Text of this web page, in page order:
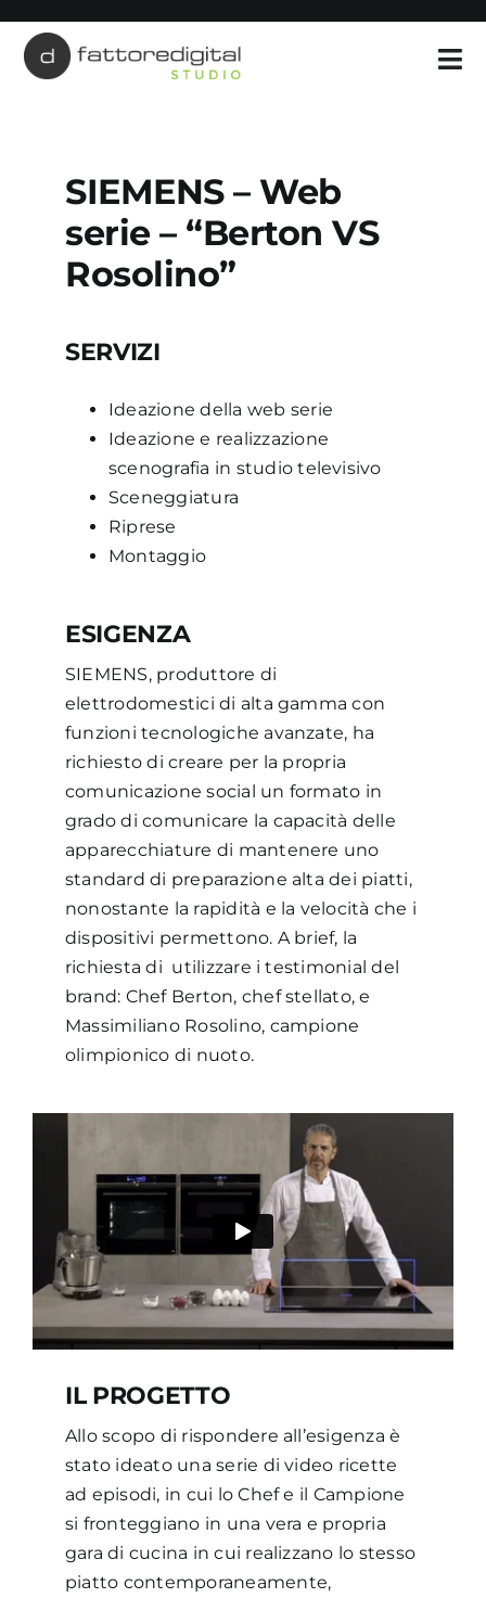
contenuto
SIEMENS – Web
serie – “Berton VS
Rosolino”
SERVIZI
Ideazione della web serie
Ideazione e realizzazione
scenografia in studio televisivo
Sceneggiatura
Riprese
Montaggio
ESIGENZA
SIEMENS, produttore di
elettrodomestici di alta gamma con
funzioni tecnologiche avanzate, ha
richiesto di creare per la propria
comunicazione social un formato in
grado di comunicare la capacità delle
apparecchiature di mantenere uno
standard di preparazione alta dei piatti,
nonostante la rapidità e la velocità che i
dispositivi permettono. A brief, la
richiesta di utilizzare i testimonial del
brand: Chef Berton, chef stellato, e
Massimiliano Rosolino, campione
olimpionico di nuoto.
IL PROGETTO
Allo scopo di rispondere all’esigenza è
stato ideato una serie di video ricette
ad episodi, in cui lo Chef e il Campione
si fronteggiano in una vera e propria
gara di cucina in cui realizzano lo stesso
piatto contemporaneamente,